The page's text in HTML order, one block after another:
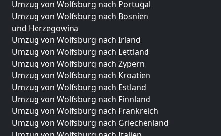
Umzug von Wolfsburg nach Portugal
Umzug von Wolfsburg nach Bosnien
und Herzegowina
Umzug von Wolfsburg nach Irland
Umzug von Wolfsburg nach Lettland
Umzug von Wolfsburg nach Zypern
Umzug von Wolfsburg nach Kroatien
Umzug von Wolfsburg nach Estland
Umzug von Wolfsburg nach Finnland
Umzug von Wolfsburg nach Frankreich
Umzug von Wolfsburg nach Griechenland